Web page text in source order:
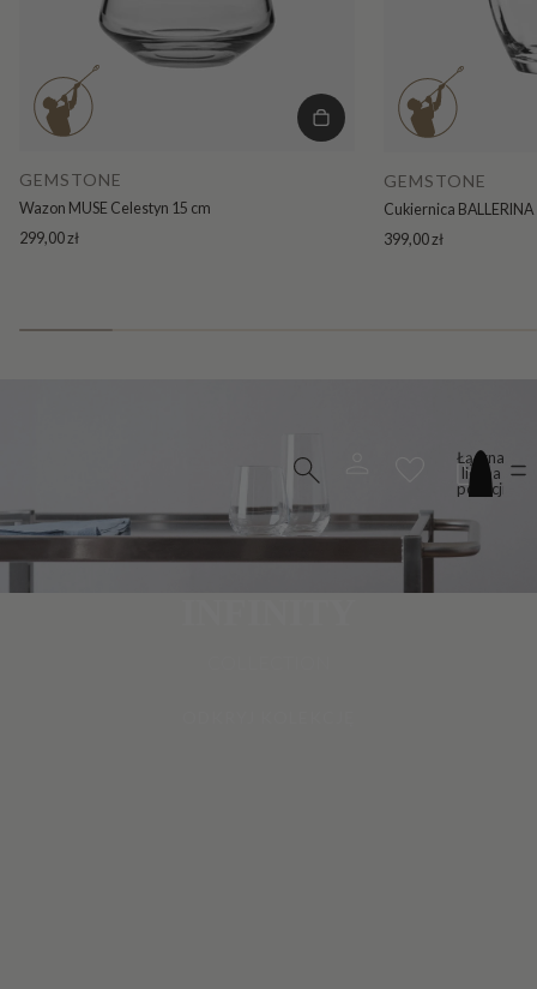
Łączna
liczba
pozycji
koszyku:
GEMSTONE
Wazon MUSE Celestyn 15 cm
299,00 zł
GEMSTONE
Cukiernica BALLERINA
399,00 zł